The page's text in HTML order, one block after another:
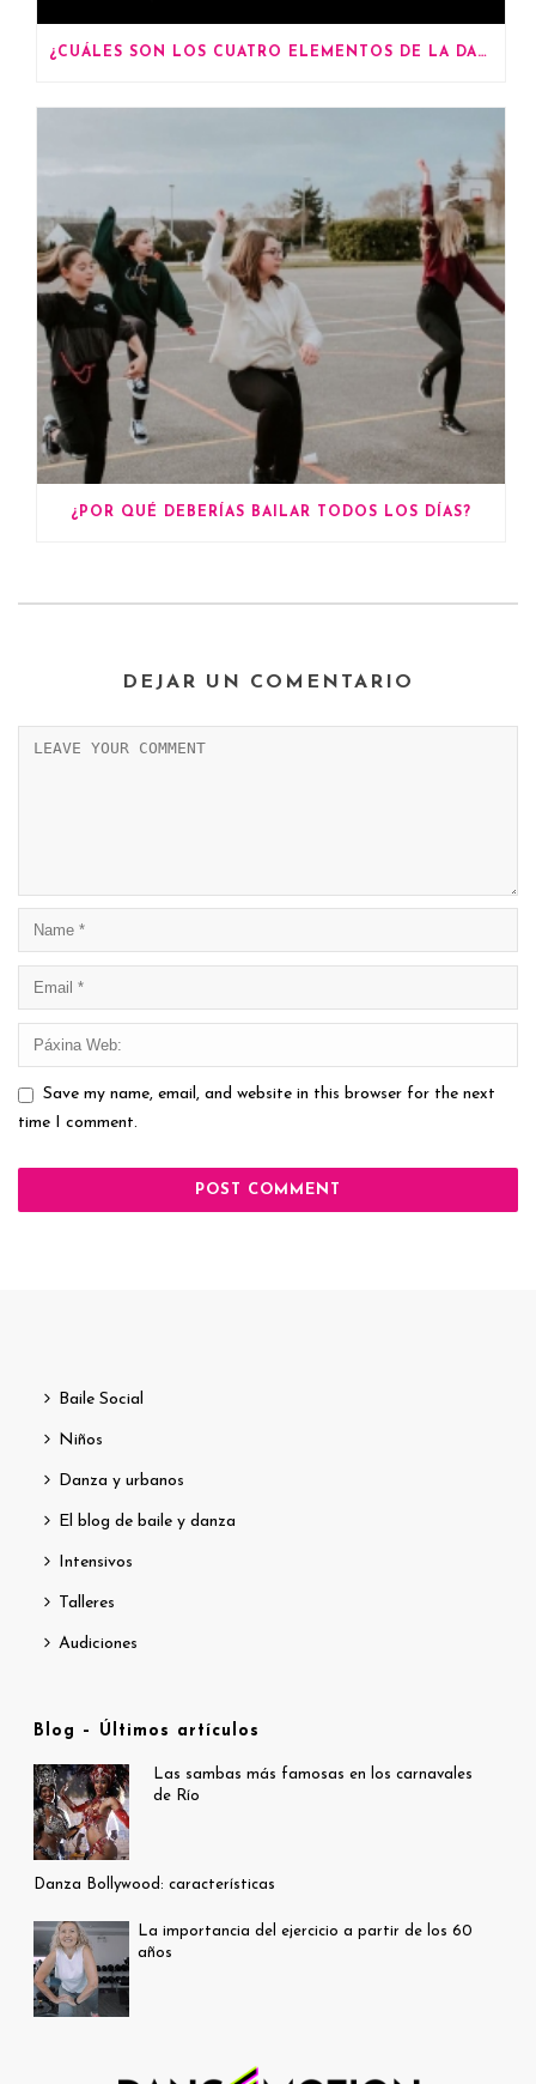
¿CUÁLES SON LOS CUATRO ELEMENTOS DE LA DANZA?
¿POR QUÉ DEBERÍAS BAILAR TODOS LOS DÍAS?
DEJAR UN COMENTARIO
Save my name, email, and website in this browser for the next
time I comment.
Baile Social
Niños
Danza y urbanos
El blog de baile y danza
Intensivos
Talleres
Audiciones
Blog – Últimos artículos
Las sambas más famosas en los carnavales
de Río
Danza Bollywood: características
La importancia del ejercicio a partir de los 60
años